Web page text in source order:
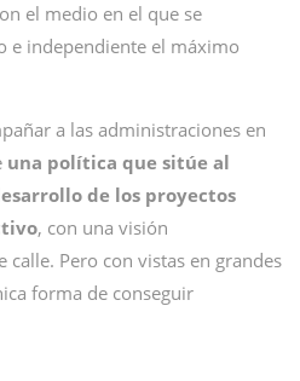
el medio en el que se
e independiente el máximo
a las administraciones en
una política que sitúe al
de los proyectos
, con una visión
Pero con vistas en grandes
forma de conseguir